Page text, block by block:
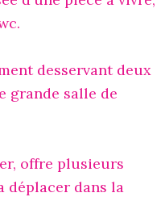
desservant deux
grande salle de
offre plusieurs
déplacer dans la